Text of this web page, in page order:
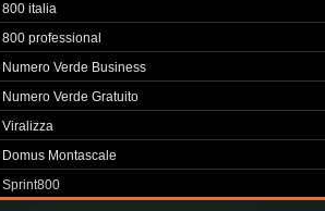
800 italia
800 professional
Numero Verde Business
Numero Verde Gratuito
Viralizza
Domus Montascale
Sprint800